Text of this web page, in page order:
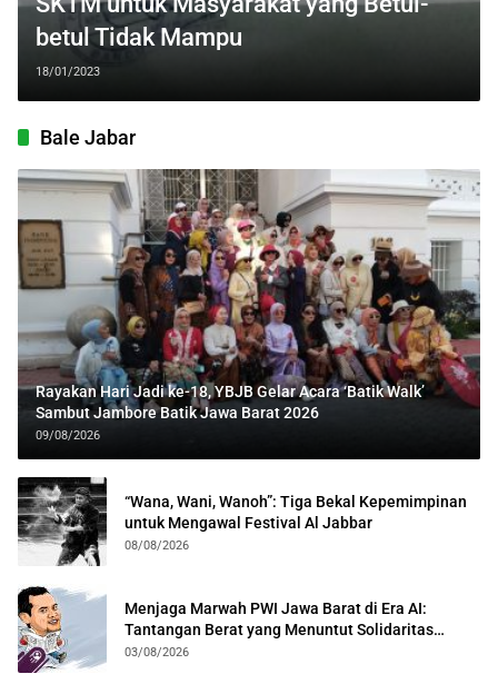
betul Tidak Mampu
18/01/2023
Bale Jabar
Rayakan Hari Jadi ke-18, YBJB Gelar Acara ‘Batik Walk’
Sambut Jambore Batik Jawa Barat 2026
09/08/2026
“Wana, Wani, Wanoh”: Tiga Bekal Kepemimpinan
untuk Mengawal Festival Al Jabbar
08/08/2026
Menjaga Marwah PWI Jawa Barat di Era AI:
Tantangan Berat yang Menuntut Solidaritas
Lintas Generasi
03/08/2026